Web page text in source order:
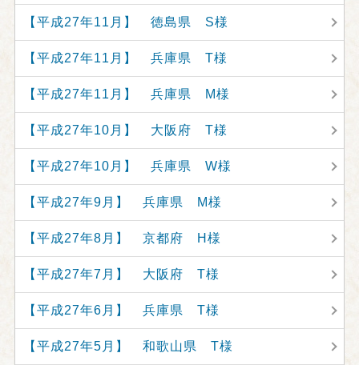
【平成27年11月】 徳島県 S様
【平成27年11月】 兵庫県 T様
【平成27年11月】 兵庫県 M様
【平成27年10月】 大阪府 T様
【平成27年10月】 兵庫県 W様
【平成27年9月】 兵庫県 M様
【平成27年8月】 京都府 H様
【平成27年7月】 大阪府 T様
【平成27年6月】 兵庫県 T様
【平成27年5月】 和歌山県 T様